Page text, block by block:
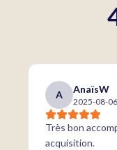
A AnaïsW
2025-08-06
Très bon
acquisition.